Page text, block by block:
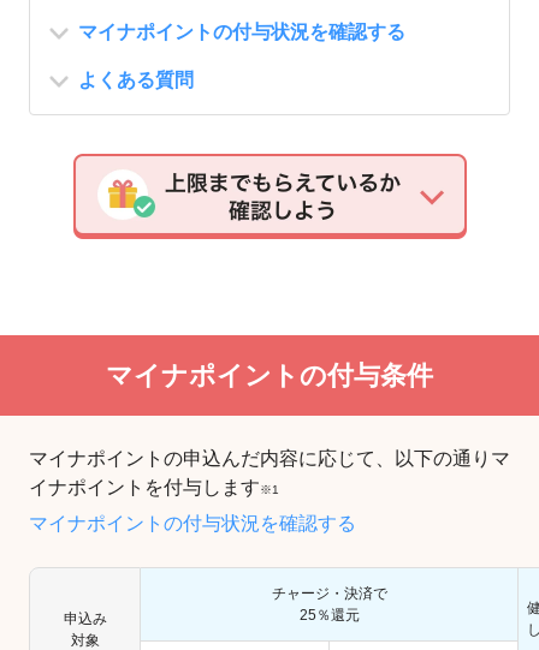
マイナポイントの付与状況を確認する
よくある質問
マイナポイントの付与条件
マイナポイントの申込んだ内容に応じて、以下の通りマ
イナポイントを付与します※1
マイナポイントの付与状況を確認する
申込み
対象
チャージ・決済で
25％還元